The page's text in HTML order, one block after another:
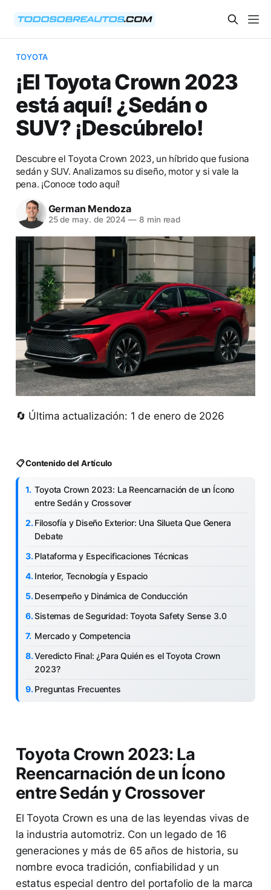
TOYOTA
¡El Toyota Crown 2023
está aquí! ¿Sedán o
SUV? ¡Descúbrelo!
Descubre el Toyota Crown 2023, un híbrido que fusiona
sedán y SUV. Analizamos su diseño, motor y si vale la
pena. ¡Conoce todo aquí!
German Mendoza
25 de may. de 2024 — 8 min read
🔄 Última actualización: 1 de enero de 2026
📋 Contenido del Artículo
Toyota Crown 2023: La Reencarnación de un Ícono
entre Sedán y Crossover
Filosofía y Diseño Exterior: Una Silueta Que Genera
Debate
Plataforma y Especificaciones Técnicas
Interior, Tecnología y Espacio
Desempeño y Dinámica de Conducción
Sistemas de Seguridad: Toyota Safety Sense 3.0
Mercado y Competencia
Veredicto Final: ¿Para Quién es el Toyota Crown
2023?
Preguntas Frecuentes
Toyota Crown 2023: La
Reencarnación de un Ícono
entre Sedán y Crossover
El Toyota Crown es una de las leyendas vivas de
la industria automotriz. Con un legado de 16
generaciones y más de 65 años de historia, su
nombre evoca tradición, confiabilidad y un
estatus especial dentro del portafolio de la marca